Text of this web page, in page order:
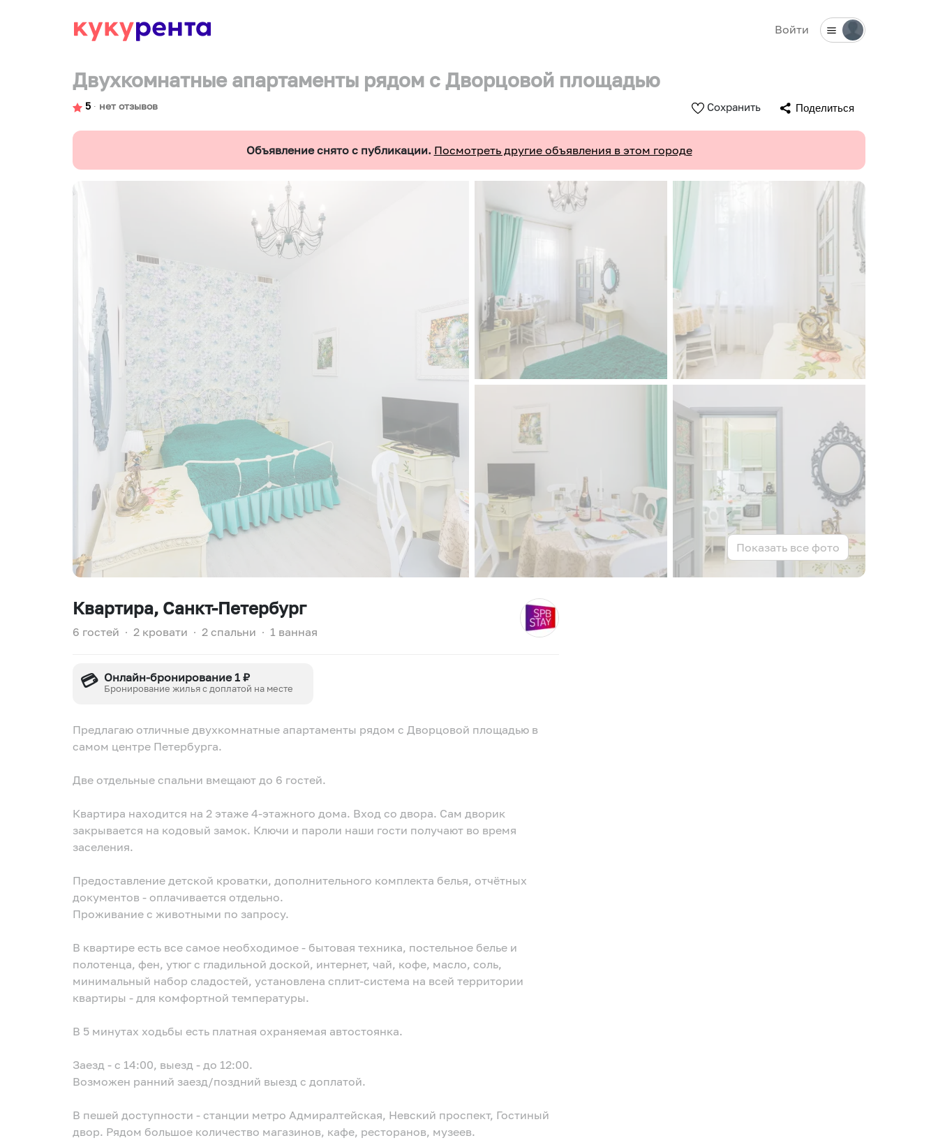
Войти
Двухкомнатные апартаменты рядом с Дворцовой площадью
5 ∙ нет отзывов Сохранить Поделиться
Объявление снято с публикации. Посмотреть другие объявления в этом городе
Показать все фото
Квартира, Санкт-Петербург
6 гостей ∙ 2 кровати ∙ 2 спальни ∙ 1 ванная
💳 Онлайн-бронирование 1 ₽
Бронирование жилья с доплатой на месте
Предлагаю отличные двухкомнатные апартаменты рядом с Дворцовой площадью в
самом центре Петербурга.
Две отдельные спальни вмещают до 6 гостей.
Квартира находится на 2 этаже 4-этажного дома. Вход со двора. Сам дворик
закрывается на кодовый замок. Ключи и пароли наши гости получают во время
заселения.
Предоставление детской кроватки, дополнительного комплекта белья, отчётных
документов - оплачивается отдельно.
Проживание с животными по запросу.
В квартире есть все самое необходимое - бытовая техника, постельное белье и
полотенца, фен, утюг с гладильной доской, интернет, чай, кофе, масло, соль,
минимальный набор сладостей, установлена сплит-система на всей территории
квартиры - для комфортной температуры.
В 5 минутах ходьбы есть платная охраняемая автостоянка.
Заезд - с 14:00, выезд - до 12:00.
Возможен ранний заезд/поздний выезд с доплатой.
В пешей доступности - станции метро Адмиралтейская, Невский проспект, Гостиный
двор. Рядом большое количество магазинов, кафе, ресторанов, музеев.